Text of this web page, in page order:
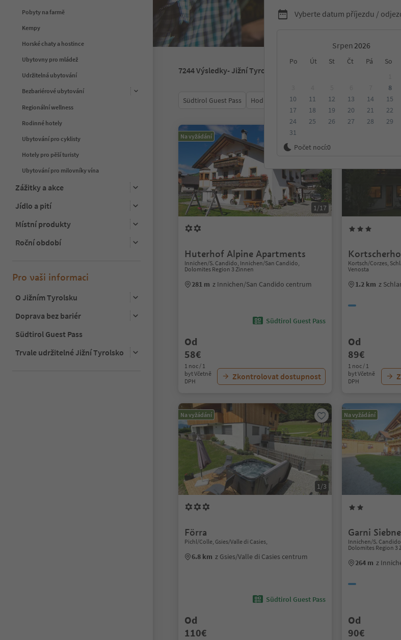
Pobyty na farmě
Kempy
Horské chaty a hostince
Ubytovny pro mládež
Udržitelná ubytování
Bezbariérové ubytování
Regionální wellness
Rodinné hotely
Ubytování pro cyklisty
Hotely pro pěší turisty
Ubytování pro milovníky vína
Zážitky a akce
Jídlo a pití
Místní produkty
Roční období
Pro vaši informaci
O Jižním Tyrolsku
Doprava bez bariér
Südtirol Guest Pass
Trvale udržitelné Jižní Tyrolsko
Vyberte datum příjezdu /
Srpen
Po Út St Čt Pá So
8
10
11 12 13 14 15
17
18 19 20 21 22
24
25 26 27 28 29
31
Počet nocí:0
7244Výsledky- Jižní Tyrolsko
Südtirol Guest Pass Hodnocení Kategorie Zpracovává
Na vyžádání
1/17
Huterhof Alpine Apartments
Innichen/S. Candido, Innichen/San Candido,
Dolomites Region 3 Zinnen
281 m z Innichen/San Candido centrum
Südtirol Guest Pass
Od
58€
1 noc / 1
byt Včetně
DPH
Zkontrolovat dostupnost
Kortsch/Corzes,
Venosta
1.2 km z
Od
89€
1 noc / 1
byt Včetně
DPH
Na vyžádání
1/3
Förra
Pichl/Colle, Gsies/Valle di Casies,
6.8 km z Gsies/Valle di Casies centrum
Südtirol Guest Pass
Od
110€
Na vyžádání
Garni
Innichen/S.
Dolomites Region 3
264 m z
Od
90€